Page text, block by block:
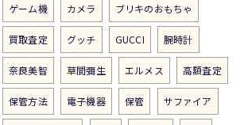
ゲーム機 カメラ ブリキのおもちゃ
買取査定 グッチ GUCCI 腕時計
奈良美智 草間彌生 エルメス 高額査定
保管方法 電子機器 保管 サファイア